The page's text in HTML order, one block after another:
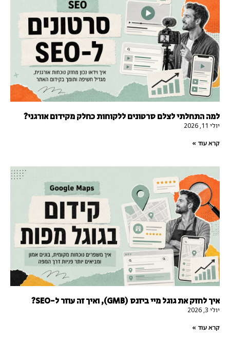
למה התחלתי לצלם סרטונים ללקוחות כחלק מקידום אורגני?
יולי 11, 2026
קרא עוד »
איך לחזק את גוגל מיי ביזנס (GMB), ואיך זה עוזר ל-SEO?
יולי 3, 2026
קרא עוד »